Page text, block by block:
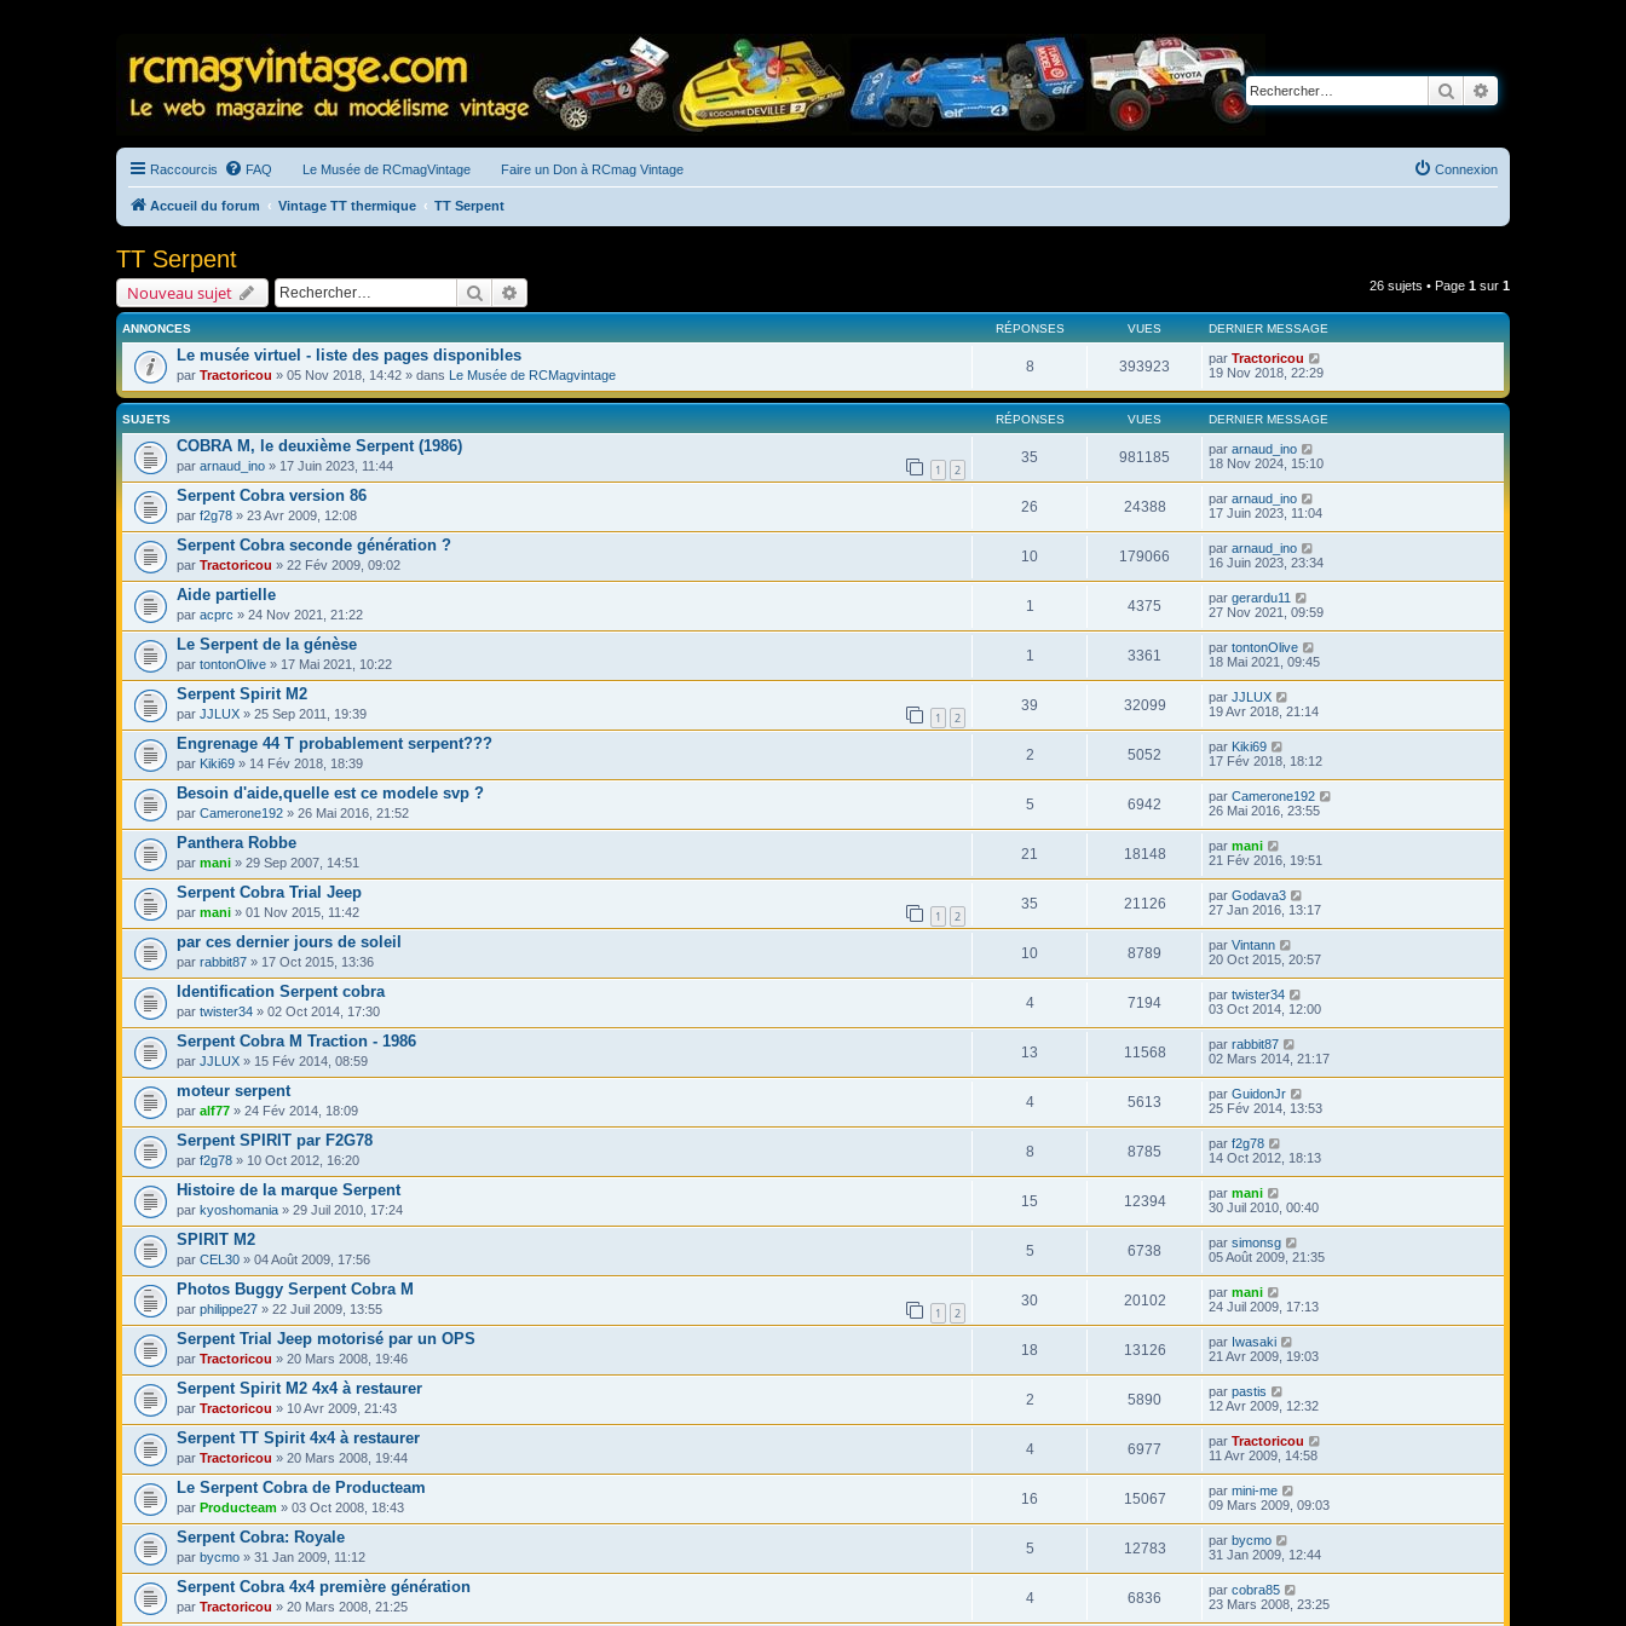
Rechercher
Raccourcis FAQ Le Musée de RCmagVintage Faire un Don à RCmag Vintage Connexion
Accueil du forum Vintage TT thermique TT Serpent
TT Serpent
Nouveau sujet Rechercher 26 sujets • Page 1 sur 1
ANNONCES RÉPONSES VUES DERNIER MESSAGE
Le musée virtuel - liste des pages disponibles
par Tractoricou » 05 Nov 2018, 14:42 » dans Le Musée de RCMagvintage
8 393923 par Tractoricou
19 Nov 2018, 22:29
SUJETS RÉPONSES VUES DERNIER MESSAGE
COBRA M, le deuxième Serpent (1986)
par arnaud_ino » 17 Juin 2023, 11:44 1 2
35 981185 par arnaud_ino
18 Nov 2024, 15:10
Serpent Cobra version 86
par f2g78 » 23 Avr 2009, 12:08
26 24388 par arnaud_ino
17 Juin 2023, 11:04
Serpent Cobra seconde génération ?
par Tractoricou » 22 Fév 2009, 09:02
10 179066 par arnaud_ino
16 Juin 2023, 23:34
Aide partielle
par acprc » 24 Nov 2021, 21:22
1 4375 par gerardu11
27 Nov 2021, 09:59
Le Serpent de la génèse
par tontonOlive » 17 Mai 2021, 10:22
1 3361 par tontonOlive
18 Mai 2021, 09:45
Serpent Spirit M2
par JJLUX » 25 Sep 2011, 19:39 1 2
39 32099 par JJLUX
19 Avr 2018, 21:14
Engrenage 44 T probablement serpent???
par Kiki69 » 14 Fév 2018, 18:39
2 5052 par Kiki69
17 Fév 2018, 18:12
Besoin d'aide,quelle est ce modele svp ?
par Camerone192 » 26 Mai 2016, 21:52
5 6942 par Camerone192
26 Mai 2016, 23:55
Panthera Robbe
par mani » 29 Sep 2007, 14:51
21 18148 par mani
21 Fév 2016, 19:51
Serpent Cobra Trial Jeep
par mani » 01 Nov 2015, 11:42 1 2
35 21126 par Godava3
27 Jan 2016, 13:17
par ces dernier jours de soleil
par rabbit87 » 17 Oct 2015, 13:36
10 8789 par Vintann
20 Oct 2015, 20:57
Identification Serpent cobra
par twister34 » 02 Oct 2014, 17:30
4 7194 par twister34
03 Oct 2014, 12:00
Serpent Cobra M Traction - 1986
par JJLUX » 15 Fév 2014, 08:59
13 11568 par rabbit87
02 Mars 2014, 21:17
moteur serpent
par alf77 » 24 Fév 2014, 18:09
4 5613 par GuidonJr
25 Fév 2014, 13:53
Serpent SPIRIT par F2G78
par f2g78 » 10 Oct 2012, 16:20
8 8785 par f2g78
14 Oct 2012, 18:13
Histoire de la marque Serpent
par kyoshomania » 29 Juil 2010, 17:24
15 12394 par mani
30 Juil 2010, 00:40
SPIRIT M2
par CEL30 » 04 Août 2009, 17:56
5 6738 par simonsg
05 Août 2009, 21:35
Photos Buggy Serpent Cobra M
par philippe27 » 22 Juil 2009, 13:55 1 2
30 20102 par mani
24 Juil 2009, 17:13
Serpent Trial Jeep motorisé par un OPS
par Tractoricou » 20 Mars 2008, 19:46
18 13126 par Iwasaki
21 Avr 2009, 19:03
Serpent Spirit M2 4x4 à restaurer
par Tractoricou » 10 Avr 2009, 21:43
2 5890 par pastis
12 Avr 2009, 12:32
Serpent TT Spirit 4x4 à restaurer
par Tractoricou » 20 Mars 2008, 19:44
4 6977 par Tractoricou
11 Avr 2009, 14:58
Le Serpent Cobra de Producteam
par Producteam » 03 Oct 2008, 18:43
16 15067 par mini-me
09 Mars 2009, 09:03
Serpent Cobra: Royale
par bycmo » 31 Jan 2009, 11:12
5 12783 par bycmo
31 Jan 2009, 12:44
Serpent Cobra 4x4 première génération
par Tractoricou » 20 Mars 2008, 21:25
4 6836 par cobra85
23 Mars 2008, 23:25